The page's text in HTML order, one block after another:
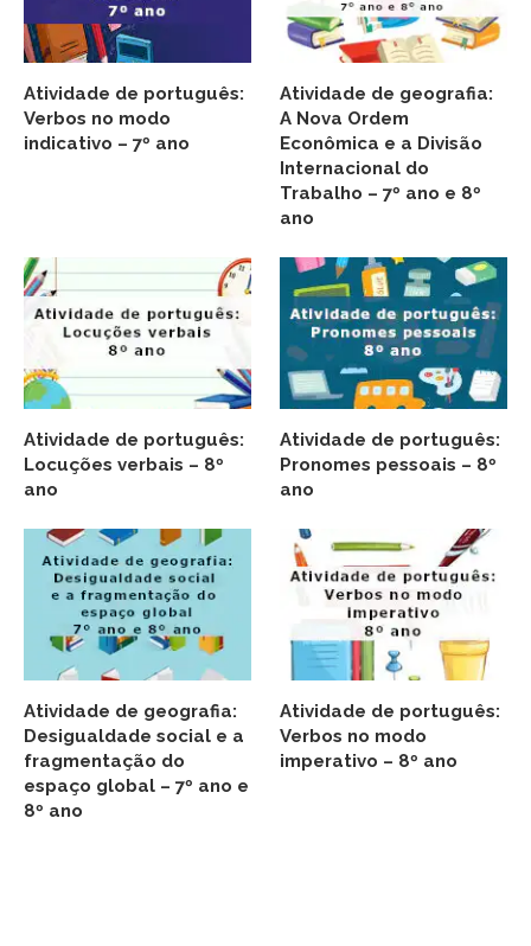
Atividade de português:
Verbos no modo
indicativo – 7º ano
Atividade de geografia:
A Nova Ordem
Econômica e a Divisão
Internacional do
Trabalho – 7º ano e 8º
ano
Atividade de português:
Locuções verbais – 8º
ano
Atividade de português:
Pronomes pessoais – 8º
ano
Atividade de geografia:
Desigualdade social e a
fragmentação do
espaço global – 7º ano e
8º ano
Atividade de português:
Verbos no modo
imperativo – 8º ano